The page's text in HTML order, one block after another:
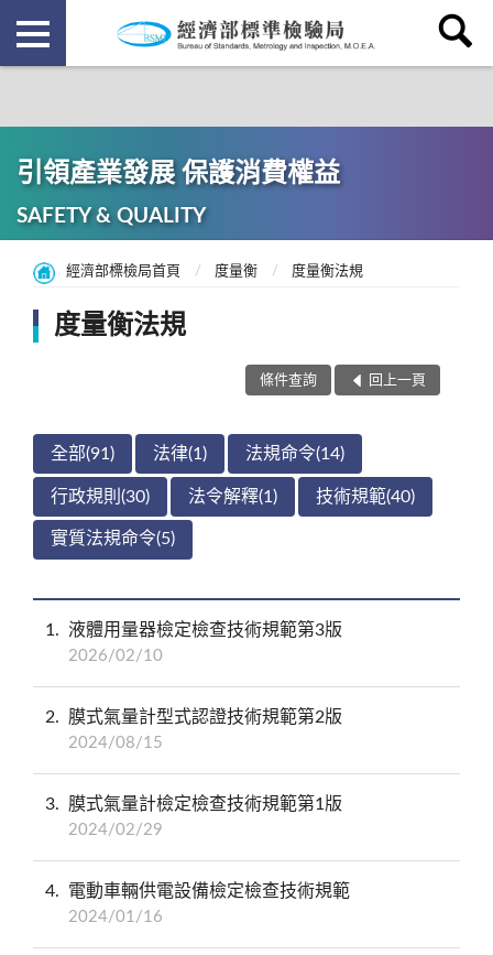
引領產業發展 保護消費權益
SAFETY & QUALITY
經濟部標檢局首頁 度量衡 度量衡法規
度量衡法規
條件查詢 回上一頁
全部(91) 法律(1) 法規命令(14)
行政規則(30) 法令解釋(1) 技術規範(40)
實質法規命令(5)
1 液體用量器檢定檢查技術規範第3版
2026/02/10
2 膜式氣量計型式認證技術規範第2版
2024/08/15
3 膜式氣量計檢定檢查技術規範第1版
2024/02/29
4 電動車輛供電設備檢定檢查技術規範
2024/01/16